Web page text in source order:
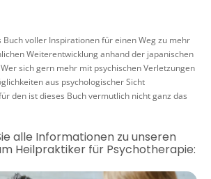
voller Inspirationen für einen Weg zu mehr
Weiterentwicklung anhand der japanischen
sich gern mehr mit psychischen Verletzungen
aus psychologischer Sicht
den ist dieses Buch vermutlich nicht ganz das
alle Informationen zu unseren
Heilpraktiker für Psychotherapie: